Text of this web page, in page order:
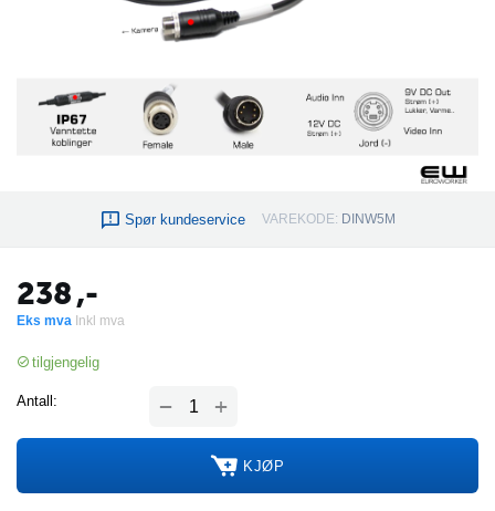
Spør kundeservice VAREKODE: DINW5M
238,-
Eks mva Inkl mva
tilgjengelig
Antall: +
−
KJØP